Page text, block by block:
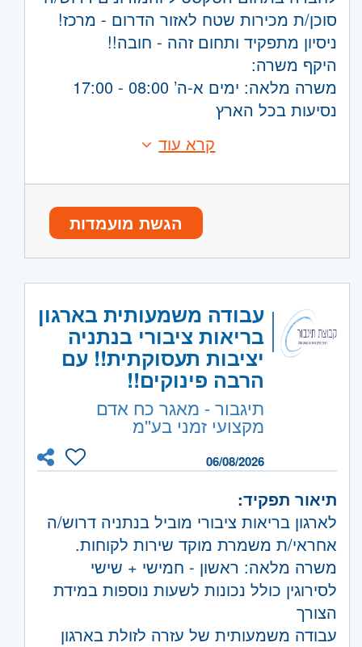
סוכן/ת מכירות שטח לאזור הדרום - מרכז!
ניסיון מתפקיד ותחום זהה - חובה!!
היקף משרה:
משרה מלאה: ימים א-ה’ 08:00 - 17:00
נסיעות בכל הארץ
משרה מלאה
מלאכי
השפלה - ראשון לציון ונס- ציונה, רחובות,
קרא עוד
הגשת מועמדות
עבודה משמעותית בארגון
בריאות ציבורי בנתניה
יציבות תעסוקתית!! עם
הרבה פינוקים!!
תיגבור - מאגר כח אדם
מקצועי זמני בע''מ
06/08/2026
תיאור תפקיד:
לארגון בריאות ציבורי מוביל בנתניה דרוש/ה
אחראי/ת משמרת מוקד שירות לקוחות.
משרה מלאה: ראשון - חמישי + שישי
לסירוגין כולל נכונות לשעות נוספות במידת
הצורך
עבודה משמעותית של עזרה לזולת בארגון